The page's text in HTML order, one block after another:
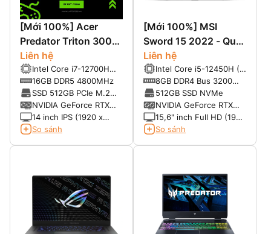
[Mới 100%] Acer
Predator Triton 300
SE PT314-52s-747P
(2022) (Core i7-
12700H, 16GB, 512G,
RTX 3060 6G, 14
FHD+ 165GHZ)
Liên hệ
Intel Core i7-12700H
(2.3 GHz up to 4.7
GHz, 14 Cores, 20
Threads, 24 MB Cache)
16GB DDR5 4800MHz
SSD 512GB PCIe M.2
NVMe
NVIDIA GeForce RTX
3060 6 GB GDDR6
14 inch IPS (1920 x
1200) 165Hz, 400 Nits,
So sánh
[Mới 100%] MSI
Sword 15 2022 - Quái
vật khủng tầm phân
khúc.
Liên hệ
Intel Core i5-12450H (8
lõi x 12 luồng, 12 MB
Intel® Smart Cache)
8GB DDR4 Bus 3200
(upto 64GB)
512GB SSD NVMe
NVIDIA GeForce RTX
3050
15,6" inch Full HD (1920
x 1080), 144Hz
So sánh